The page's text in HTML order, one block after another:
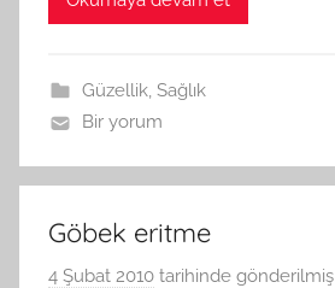
Güzellik, Sağlık
Bir yorum
Göbek eritme
4 Şubat 2010 tarihinde gönderilmiş